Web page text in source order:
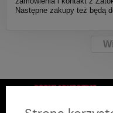
Następne zakupy też będą